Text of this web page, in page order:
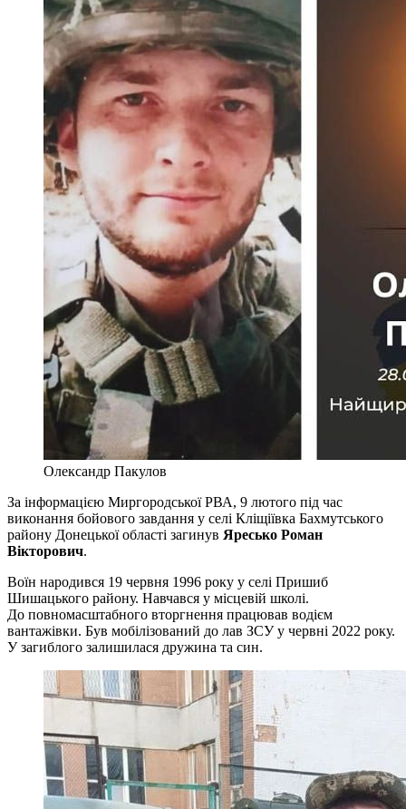
Олександр Пакулов
За інформацією Миргородської РВА, 9 лютого під час
виконання бойового завдання у селі Кліщіївка Бахмутського
району Донецької області загинув Яресько Роман
Вікторович.
Воїн народився 19 червня 1996 року у селі Пришиб
Шишацького району. Навчався у місцевій школі.
До повномасштабного вторгнення працював водієм
вантажівки. Був мобілізований до лав ЗСУ у червні 2022 року.
У загиблого залишилася дружина та син.